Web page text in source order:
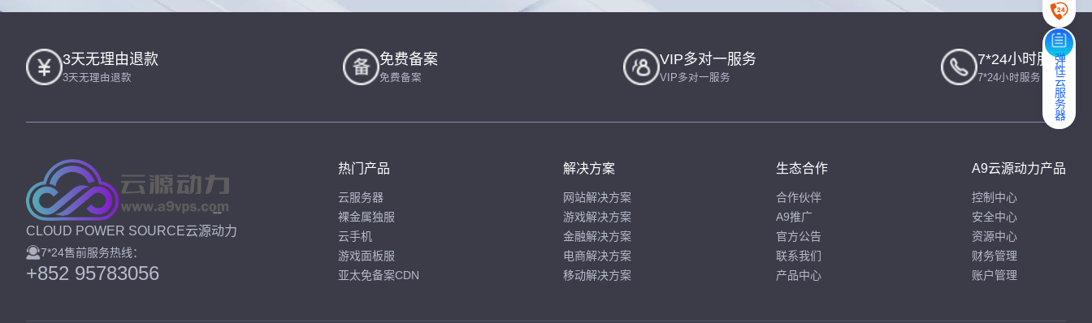
弹性云服务器
3天无理由退款
3天无理由退款
免费备案
免费备案
VIP多对一服务
VIP多对一服务
7*24小时服务
7*24小时服务
CLOUD POWER SOURCE云源动力
7*24售前服务热线：
+852 95783056
热门产品
云服务器
裸金属独服
云手机
游戏面板服
亚太免备案CDN
解决方案
网站解决方案
游戏解决方案
金融解决方案
电商解决方案
移动解决方案
生态合作
合作伙伴
A9推广
官方公告
联系我们
产品中心
A9云源动力产品
控制中心
安全中心
资源中心
财务管理
账户管理